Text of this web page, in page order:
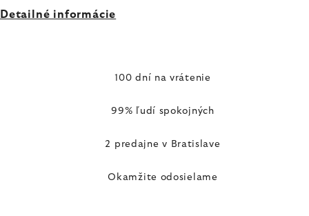
Detailné informácie
100 dní na vrátenie
99% ľudí spokojných
2 predajne v Bratislave
Okamžite odosielame